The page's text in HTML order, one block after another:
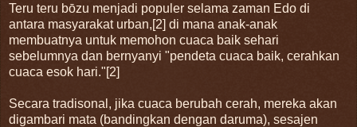
Teru teru bōzu menjadi populer selama zaman Edo di
antara masyarakat urban,[2] di mana anak-anak
membuatnya untuk memohon cuaca baik sehari
sebelumnya dan bernyanyi "pendeta cuaca baik, cerahkan
cuaca esok hari."[2]
Secara tradisonal, jika cuaca berubah cerah, mereka akan
digambari mata (bandingkan dengan daruma), sesajen